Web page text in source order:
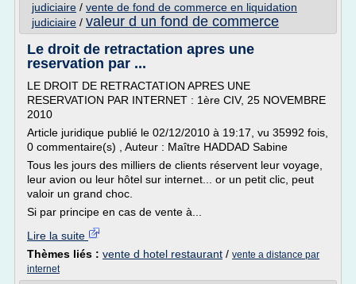
judiciaire / vente de fond de commerce en liquidation
judiciaire / valeur d un fond de commerce
Le droit de retractation apres une
reservation par ...
LE DROIT DE RETRACTATION APRES UNE
RESERVATION PAR INTERNET : 1ère CIV, 25 NOVEMBRE
2010
Article juridique publié le 02/12/2010 à 19:17, vu 35992 fois,
0 commentaire(s) , Auteur : Maître HADDAD Sabine
Tous les jours des milliers de clients réservent leur voyage,
leur avion ou leur hôtel sur internet... or un petit clic, peut
valoir un grand choc.
Si par principe en cas de vente à...
Lire la suite
Thèmes liés : vente d hotel restaurant / vente a distance par
internet